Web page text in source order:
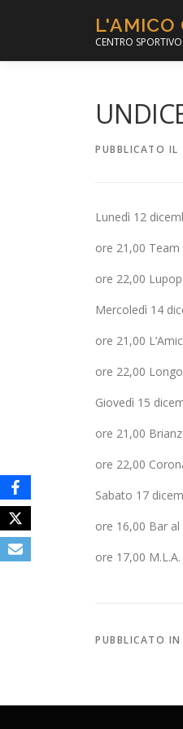
L'AMICO
CENTRO
PUBBLICATO IL
Lunedì 12
ore 21,00 Team
ore 22,00
Mercoledì 14
ore 21,00
ore 22,00
Giovedì 15
ore 21,00
ore 22,00
Sabato 17
ore 16,00 Bar
ore 17,00
PUBBLICATO IN